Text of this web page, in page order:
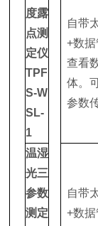
度露
点测
定仪
TPF
S-W
SL-
1
自带
+数
查看
体。
参数
温湿
光三
参数
测定
自带
+数